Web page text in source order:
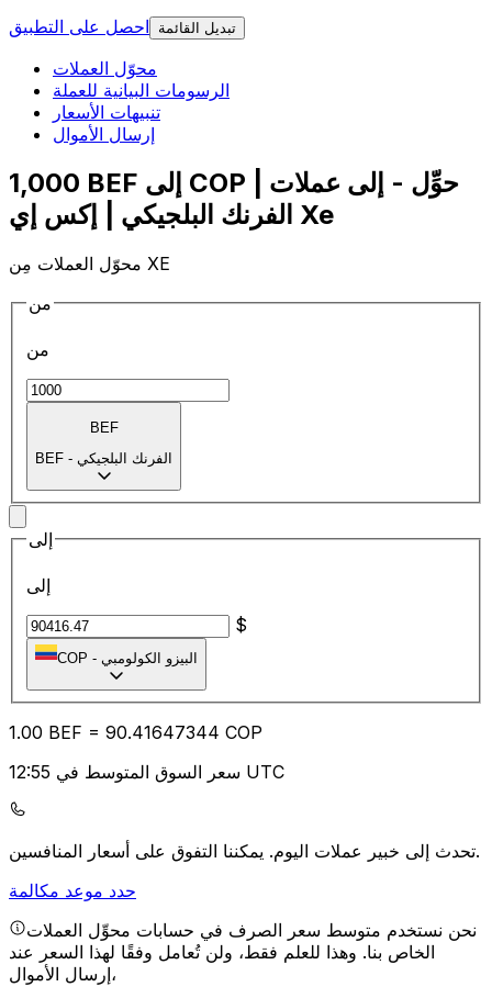
احصل على التطبيق
تبديل القائمة
محوّل العملات
الرسومات البيانية للعملة
تنبيهات الأسعار
إرسال الأموال
1,000 BEF إلى COP | حوِّل - إلى عملات
الفرنك البلجيكي | إكس إي Xe
محوّل العملات مِن XE
من
من
BEF
BEF - الفرنك البلجيكي
إلى
إلى
$
COP - البيزو الكولومبي
1.00 BEF = 90.41647344 COP
سعر السوق المتوسط في 12:55 UTC
تحدث إلى خبير عملات اليوم.يمكننا التفوق على أسعار المنافسين.
حدد موعد مكالمة
نحن نستخدم متوسط سعر الصرف في حسابات محوِّل العملات
الخاص بنا. وهذا للعلم فقط، ولن تُعامل وفقًا لهذا السعر عند
إرسال الأموال،